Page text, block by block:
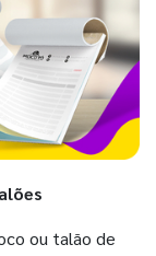
ou talão de